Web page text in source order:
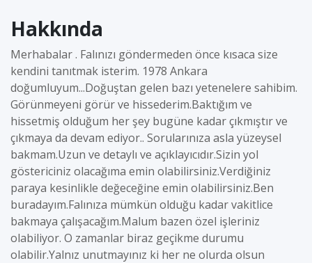
Hakkında
Merhabalar . Falınızı göndermeden önce kısaca size
kendini tanıtmak isterim. 1978 Ankara
doğumluyum...Doğuştan gelen bazı yetenelere sahibim.
Görünmeyeni görür ve hissederim.Baktığım ve
hissetmiş olduğum her şey bugüne kadar çıkmıştır ve
çıkmaya da devam ediyor.. Sorularınıza asla yüzeysel
bakmam.Uzun ve detaylı ve açıklayıcıdır.Sizin yol
göstericiniz olacağıma emin olabilirsiniz.Verdiğiniz
paraya kesinlikle değeceğine emin olabilirsiniz.Ben
buradayım.Falınıza mümkün olduğu kadar vakitlice
bakmaya çalışacağım.Malum bazen özel işleriniz
olabiliyor. O zamanlar biraz geçikme durumu
olabilir.Yalnız unutmayınız ki her ne olurda olsun